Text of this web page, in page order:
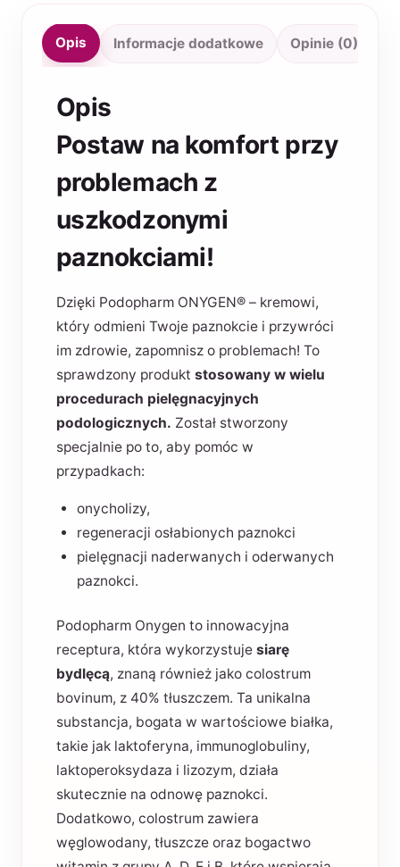
Opis Informacje dodatkowe Opinie (0)
Opis
Postaw na komfort przy
problemach z
uszkodzonymi
paznokciami!
Dzięki Podopharm ONYGEN® – kremowi,
który odmieni Twoje paznokcie i przywróci
im zdrowie, zapomnisz o problemach! To
sprawdzony produkt stosowany w wielu
procedurach pielęgnacyjnych
podologicznych. Został stworzony
specjalnie po to, aby pomóc w
przypadkach:
onycholizy,
regeneracji osłabionych paznokci
pielęgnacji naderwanych i oderwanych
paznokci.
Podopharm Onygen to innowacyjna
receptura, która wykorzystuje siarę
bydlęcą, znaną również jako colostrum
bovinum, z 40% tłuszczem. Ta unikalna
substancja, bogata w wartościowe białka,
takie jak laktoferyna, immunoglobuliny,
laktoperoksydaza i lizozym, działa
skutecznie na odnowę paznokci.
Dodatkowo, colostrum zawiera
węglowodany, tłuszcze oraz bogactwo